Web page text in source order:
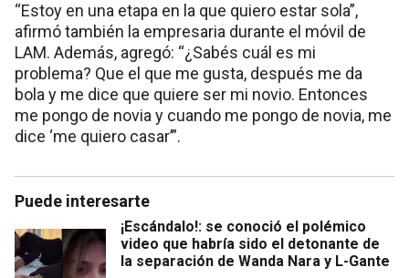
“Estoy en una etapa en la que quiero estar sola”,
afirmó también la empresaria durante el móvil de
LAM. Además, agregó: “¿Sabés cuál es mi
problema? Que el que me gusta, después me da
bola y me dice que quiere ser mi novio. Entonces
me pongo de novia y cuando me pongo de novia, me
dice ‘me quiero casar’”.
Puede interesarte
¡Escándalo!: se conoció el polémico
video que habría sido el detonante de
la separación de Wanda Nara y L-Gante